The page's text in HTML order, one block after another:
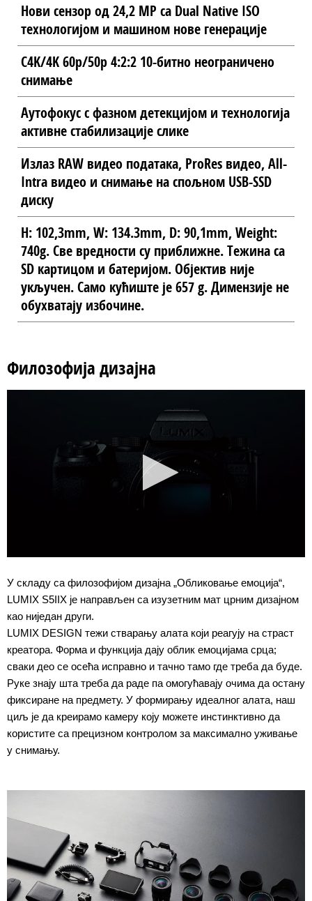
Нови сензор од 24,2 MP са Dual Native ISO
технологијом и машином нове генерације
C4K/4K 60p/50p 4:2:2 10-битно неограничено
снимање
Аутофокус с фазном детекцијом и технологија
активне стабилизације слике
Излаз RAW видео података, ProRes видео, All-
Intra видео и снимање на спољном USB-SSD
диску
H: 102,3mm, W: 134.3mm, D: 90,1mm, Weight:
740g. Све вредности су приближне. Тежина са
SD картицом и батеријом. Објектив није
укључен. Само кућиште је 657 g. Димензије не
обухватају избочине.
Филозофија дизајна
У складу са филозофијом дизајна „Обликовање емоција“,
LUMIX S5IIX је направљен са изузетним мат црним дизајном
као ниједан други.
LUMIX DESIGN тежи стварању алата који реагују на страст
креатора. Форма и функција дају облик емоцијама срца;
сваки део се осећа исправно и тачно тамо где треба да буде.
Руке знају шта треба да раде па омогућавају очима да остану
фиксиране на предмету. У формирању идеалног алата, наш
циљ је да креирамо камеру коју можете инстинктивно да
користите са прецизном контролом за максимално уживање
у снимању.